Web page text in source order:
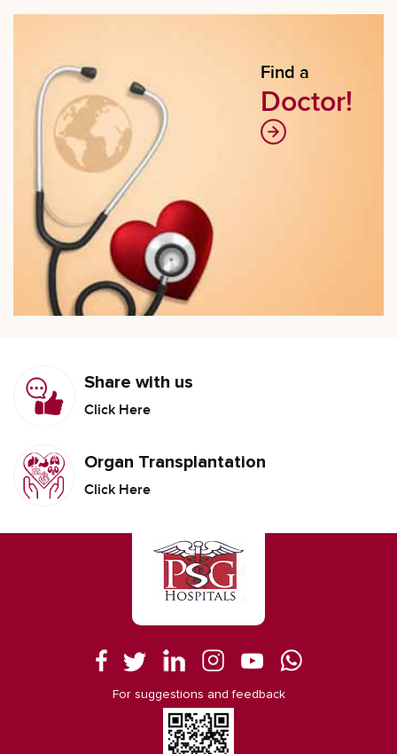
Find a
Doctor!
Share with us
Click Here
Organ Transplantation
Click Here
For suggestions and feedback